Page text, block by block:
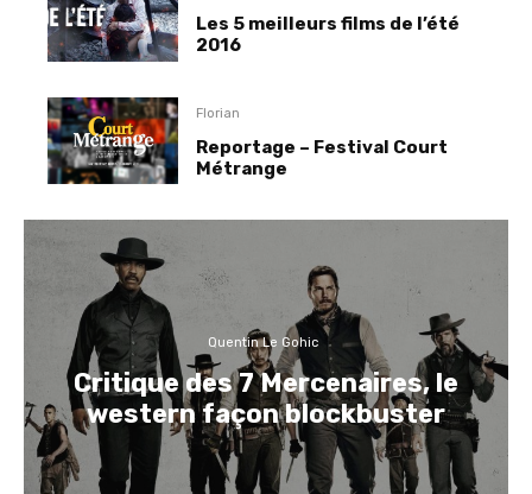
Les 5 meilleurs films de l’été
2016
Florian
Reportage – Festival Court
Métrange
Quentin Le Gohic
Critique des 7 Mercenaires, le
western façon blockbuster